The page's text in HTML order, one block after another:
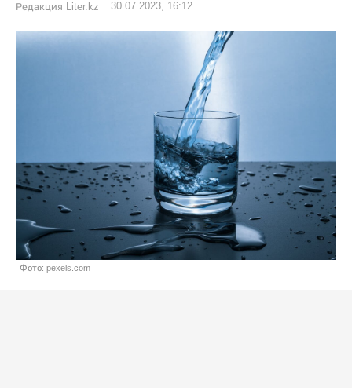
Редакция Liter.kz 30.07.2023, 16:12
Фото: pexels.com